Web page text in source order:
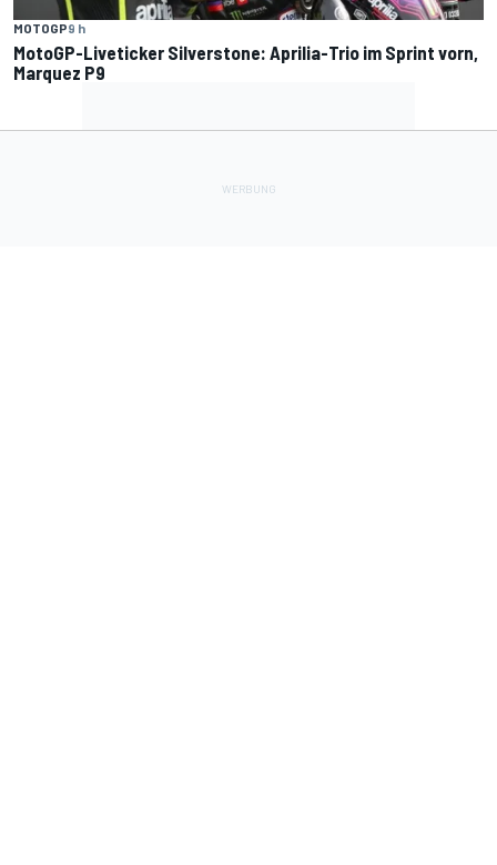
MOTOGP9 h
MotoGP-Liveticker Silverstone: Aprilia-Trio im Sprint vorn,
Marquez P9